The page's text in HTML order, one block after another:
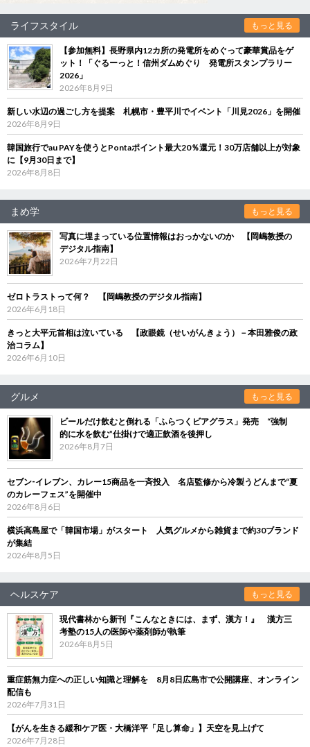
ライフスタイル もっと見る
【参加無料】長野県内12カ所の発電所をめぐって豪華賞品をゲ
ット！「ぐるーっと！信州ダムめぐり 発電所スタンプラリー
2026」
2026年8月9日
新しい水辺の過ごし方を提案 札幌市・豊平川でイベント「川見2026」を開催
2026年8月9日
韓国旅行でau PAYを使うとPontaポイント最大20％還元！30万店舗以上が対象
に【9月30日まで】
2026年8月8日
まめ学 もっと見る
写真に埋まっている位置情報はおっかないのか 【岡嶋教授の
デジタル指南】
2026年7月22日
ゼロトラストって何？ 【岡嶋教授のデジタル指南】
2026年6月18日
きっと大平元首相は泣いている 【政眼鏡（せいがんきょう）－本田雅俊の政
治コラム】
2026年6月10日
グルメ もっと見る
ビールだけ飲むと倒れる「ふらつくビアグラス」発売 “強制
的に水を飲む”仕掛けで適正飲酒を後押し
2026年8月7日
セブン‐イレブン、カレー15商品を一斉投入 名店監修から冷製うどんまで“夏
のカレーフェス”を開催中
2026年8月6日
横浜高島屋で「韓国市場」がスタート 人気グルメから雑貨まで約30ブランド
が集結
2026年8月5日
ヘルスケア もっと見る
現代書林から新刊『こんなときには、まず、漢方！』 漢方三
考塾の15人の医師や薬剤師が執筆
2026年8月5日
重症筋無力症への正しい知識と理解を 8月8日広島市で公開講座、オンライン
配信も
2026年7月31日
【がんを生きる緩和ケア医・大橋洋平「足し算命」】天空を見上げて
2026年7月28日